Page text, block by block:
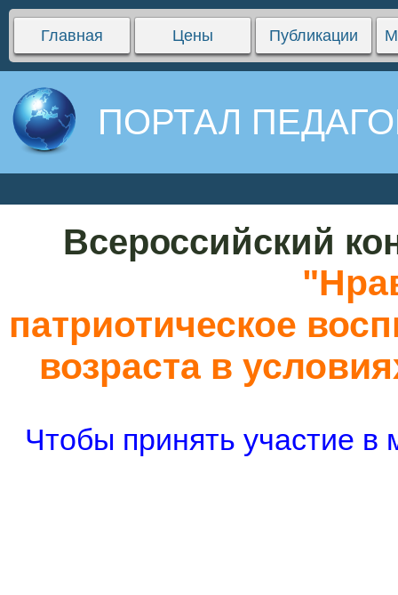
Главная Цены Публикации
ПОРТАЛ
Всероссийский
патриотическое
возраста в
Чтобы принять участие